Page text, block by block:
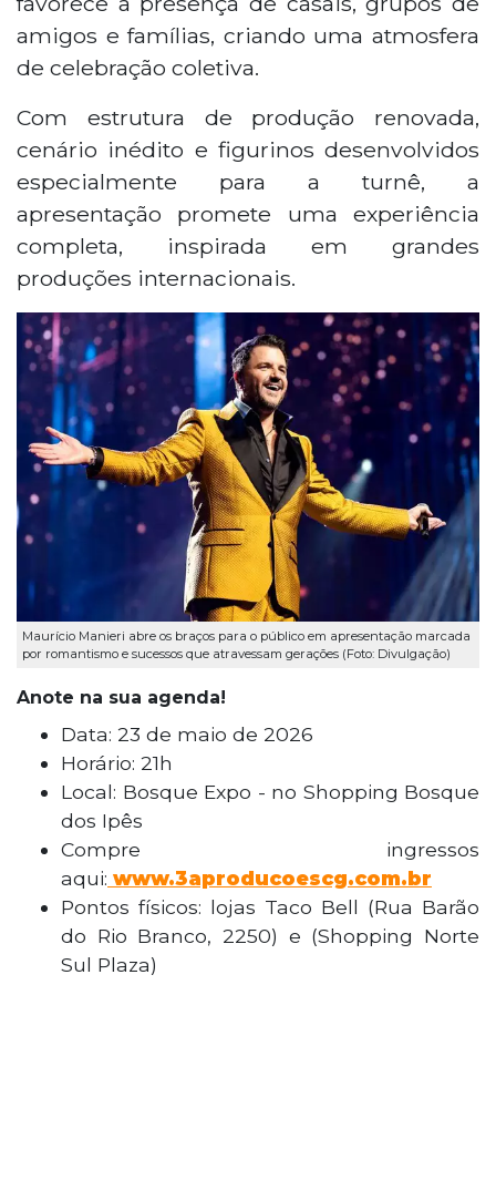
amigos e famílias, criando uma atmosfera
de celebração coletiva.
Com estrutura de produção renovada,
cenário inédito e figurinos desenvolvidos
especialmente para a turnê, a
apresentação promete uma experiência
completa, inspirada em grandes
produções internacionais.
Maurício Manieri abre os braços para o público em apresentação marcada
por romantismo e sucessos que atravessam gerações (Foto: Divulgação)
Anote na sua agenda!
Data: 23 de maio de 2026
Horário: 21h
Local: Bosque Expo - no Shopping Bosque
dos Ipês
Compre ingressos
aqui: www.3aproducoescg.com.br
Pontos físicos: lojas Taco Bell (Rua Barão
do Rio Branco, 2250) e (Shopping Norte
Sul Plaza)